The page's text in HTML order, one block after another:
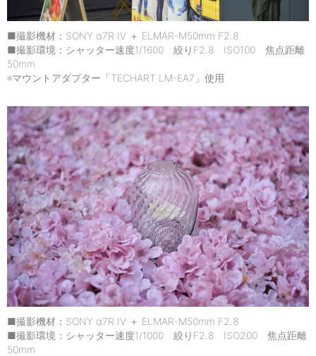
■撮影機材：SONY α7R IV ＋ ELMAR-M50mm F2.8
■撮影環境：シャッター速度1/1600 絞りF2.8 ISO100 焦点距離
50mm
※マウントアダプター「TECHART LM-EA7」使用
■撮影機材：SONY α7R IV ＋ ELMAR-M50mm F2.8
■撮影環境：シャッター速度1/1000 絞りF2.8 ISO200 焦点距離
50mm